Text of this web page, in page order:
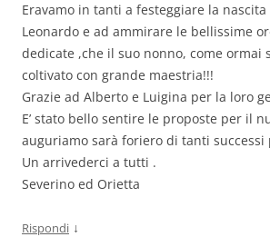
Eravamo in tanti a festeggiare la
Leonardo e ad ammirare le bellissime
dedicate ,che il suo nonno, come ormai
coltivato con grande maestria!!!
Grazie ad Alberto e Luigina per la loro
E’ stato bello sentire le proposte per il
auguriamo sarà foriero di tanti successi
Un arrivederci a tutti .
Severino ed Orietta
Rispondi ↓